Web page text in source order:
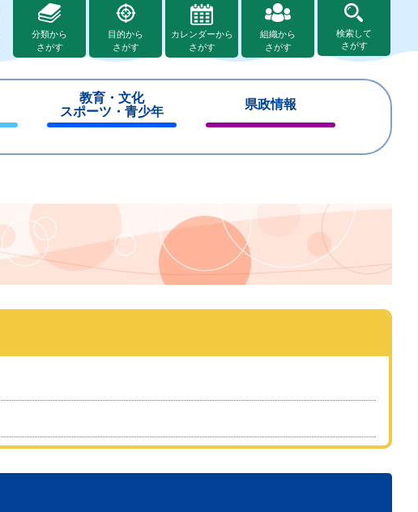
分類から
さがす
目的から
さがす
カレンダーから
さがす
組織から
さがす
検索して
さがす
教育・文化
スポーツ・青少年
じ
県政情報
じ